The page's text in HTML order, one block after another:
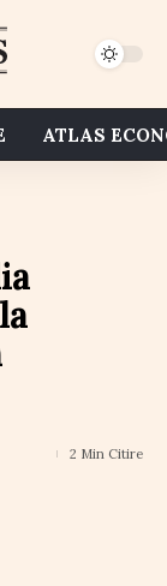
ATLAS
2 Min Citire